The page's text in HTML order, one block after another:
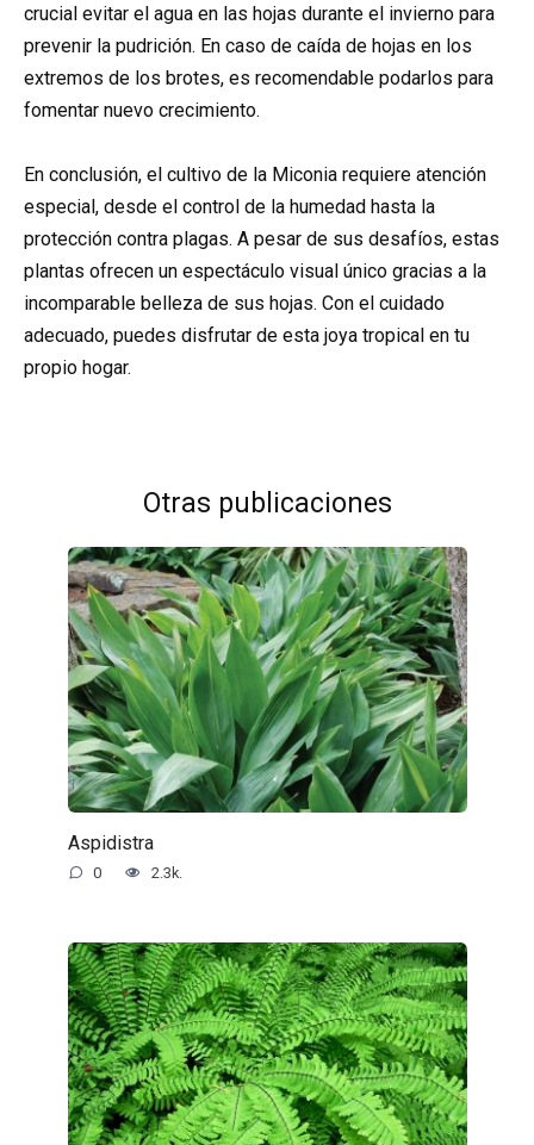
crucial evitar el agua en las hojas durante el invierno para
prevenir la pudrición. En caso de caída de hojas en los
extremos de los brotes, es recomendable podarlos para
fomentar nuevo crecimiento.
En conclusión, el cultivo de la Miconia requiere atención
especial, desde el control de la humedad hasta la
protección contra plagas. A pesar de sus desafíos, estas
plantas ofrecen un espectáculo visual único gracias a la
incomparable belleza de sus hojas. Con el cuidado
adecuado, puedes disfrutar de esta joya tropical en tu
propio hogar.
Otras publicaciones
Aspidistra
0 2.3k.